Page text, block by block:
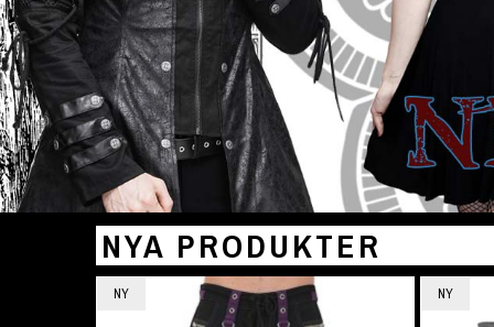
NYA PRODUKTER
NY NY